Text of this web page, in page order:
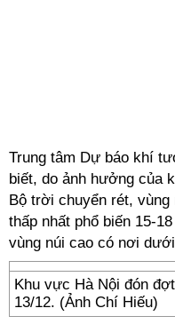
Trung tâm Dự báo khí
biết, do ảnh hưởng của
Bộ trời chuyển rét,
thấp nhất phổ biến 15-
vùng núi cao có nơi
Khu vực Hà Nội đón
13/12. (Ảnh Chí Hiếu)